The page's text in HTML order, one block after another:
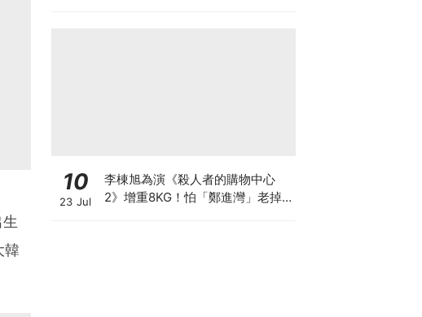
韓
10
23 Jul
李棟旭為演《殺人者的購物中心
2》增重8KG！怕「鄭進灣」老掉